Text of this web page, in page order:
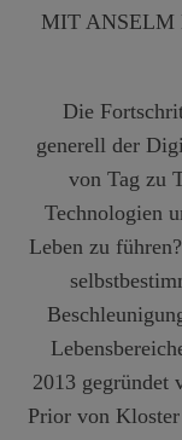
MIT
Die
generell der
von Tag zu
Technologien
Leben zu
2013 gegründet
Prior von